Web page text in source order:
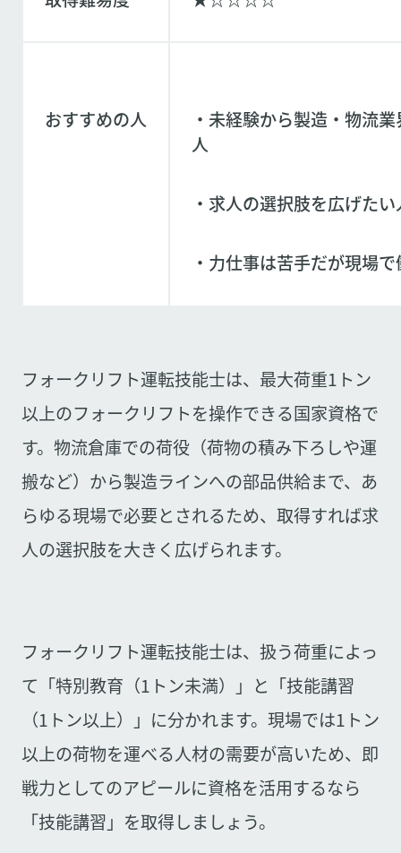
おすすめの人
・未経験から製造・物流
人
・求人の選択肢を広げたい
・力仕事は苦手だが現場
フォークリフト運転技能士は、最大荷重1トン
以上のフォークリフトを操作できる国家資格で
す。物流倉庫での荷役（荷物の積み下ろしや運
搬など）から製造ラインへの部品供給まで、あ
らゆる現場で必要とされるため、取得すれば求
人の選択肢を大きく広げられます。
フォークリフト運転技能士は、扱う荷重によっ
て「特別教育（1トン未満）」と「技能講習
（1トン以上）」に分かれます。現場では1トン
以上の荷物を運べる人材の需要が高いため、即
戦力としてのアピールに資格を活用するなら
「技能講習」を取得しましょう。